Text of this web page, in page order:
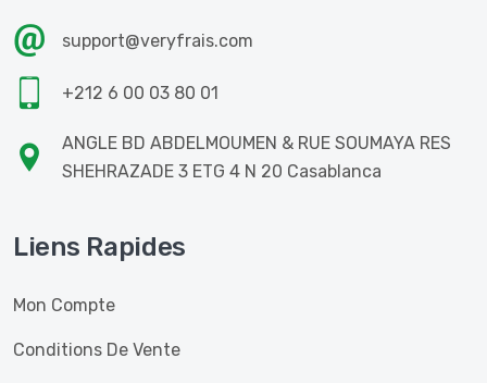
support@veryfrais.com
+212 6 00 03 80 01
ANGLE BD ABDELMOUMEN & RUE SOUMAYA RES
SHEHRAZADE 3 ETG 4 N 20 Casablanca
Liens Rapides
Mon Compte
Conditions De Vente